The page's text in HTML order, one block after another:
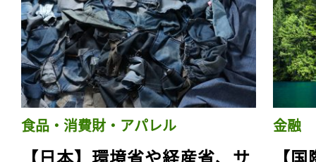
食品・消費財・アパレル
【日本】環境省や経産省、サ
金融
【